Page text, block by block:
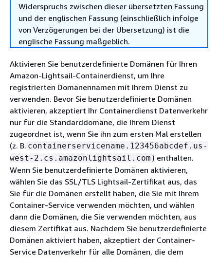
Widerspruchs zwischen dieser übersetzten Fassung
und der englischen Fassung (einschließlich infolge
von Verzögerungen bei der Übersetzung) ist die
englische Fassung maßgeblich.
Aktivieren Sie benutzerdefinierte Domänen für Ihren
Amazon-Lightsail-Containerdienst, um Ihre
registrierten Domänennamen mit Ihrem Dienst zu
verwenden. Bevor Sie benutzerdefinierte Domänen
aktivieren, akzeptiert Ihr Containerdienst Datenverkehr
nur für die Standarddomäne, die Ihrem Dienst
zugeordnet ist, wenn Sie ihn zum ersten Mal erstellen
(z. B. containerservicename.123456abcdef.us-
west-2.cs.amazonlightsail.com ) enthalten.
Wenn Sie benutzerdefinierte Domänen aktivieren,
wählen Sie das SSL/TLS Lightsail-Zertifikat aus, das
Sie für die Domänen erstellt haben, die Sie mit Ihrem
Container-Service verwenden möchten, und wählen
dann die Domänen, die Sie verwenden möchten, aus
diesem Zertifikat aus. Nachdem Sie benutzerdefinierte
Domänen aktiviert haben, akzeptiert der Container-
Service Datenverkehr für alle Domänen, die dem